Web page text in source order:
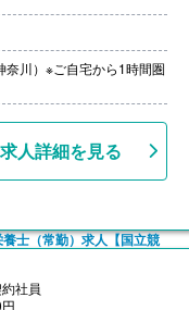
の場合
円
討します。
）※前年度実績、経験によ
川）※ご自宅から1時間圏
求人詳細を見る
士（常勤）求人【国立競
社員